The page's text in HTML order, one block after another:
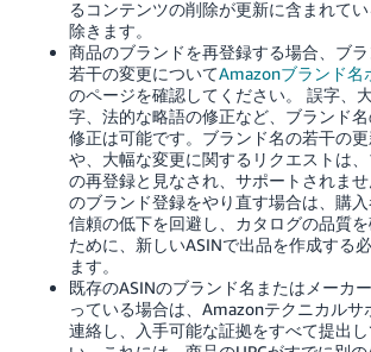
るコンテンツの削除が更新に含まれて
除きます。
商品のブランドを再登録する場合、ブ
若干の変更についてAmazonブランド名
のページを確認してください。
誤字、
字、法的な略語の修正など、ブランド
修正は可能です。ブランド名の若干の
や、大幅な変更に関するリクエストは
の再登録と見なされ、サポートされま
のブランド登録をやり直す場合は、購
信頼の低下を回避し、カタログの品質
ために、新しいASINで出品を作成する
ます。
既存のASINのブランド名またはメーカ
っている場合は、Amazonテクニカルサ
連絡し、入手可能な証拠をすべて提出し